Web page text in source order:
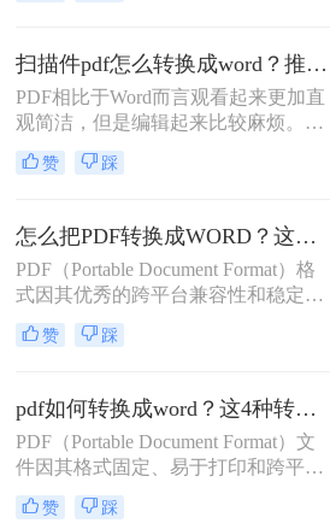
需求。那么如何将PDF转换成Word
呢？下面将详细介绍几种将PDF转换
成Word的方法，帮助您轻松实现这一
操作。
扫描件pdf怎么转换成word？推荐三种转换方法！
PDF相比于Word而言观看起来更加直
观简洁，但是编辑起来比较麻烦。我
们在办公的过程中经常会收到PDF格
式的文档，编辑整理PDF文档时就需
件pdf怎么转换成word吗？你知道哪种
转换方式会让排版不错乱吗？今天就
来教大家一招！
赞 踩
怎么把PDF转换成WORD？这三种转换方法快来看！
PDF（Portable Document Format）格
式因其优秀的跨平台兼容性和稳定的
文档展示效果，在日常生活和工作中
被广泛使用。然而，当我们需要对
时，便需要将其转换为Word（DOC或
DOCX）格式。那么怎么把PDF转换
成WORD呢？下面，我将详细介绍几
种将PDF转换成Word文档的方法。
赞 踩
pdf如何转换成word？这4种转换方法快来了解下！
PDF（Portable Document Format）文
件因其格式固定、易于打印和跨平台
兼容性而广受欢迎。然而，当需要编
辑或修改PDF中的文本内容时，将其
赞 踩